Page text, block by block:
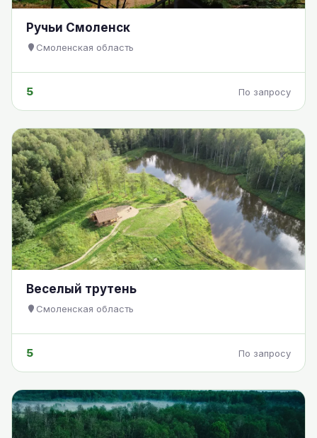
Ручьи Смоленск
Смоленская область
5 По запросу
Веселый трутень
Смоленская область
5 По запросу